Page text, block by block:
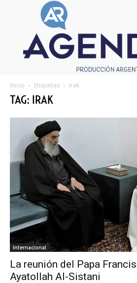
Inicio Etiquetas Irak
TAG: IRAK
Internacional
La reunión del Papa
Ayatollah Al-Sistani